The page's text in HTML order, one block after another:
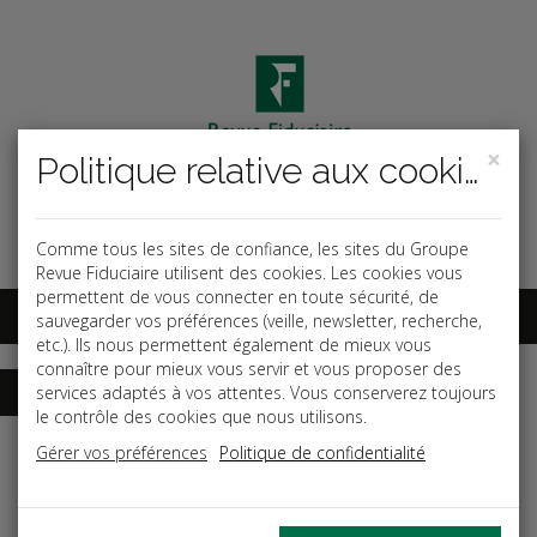
Code ouvrage OK
Espace abonnés
Accueil Guides Groupes de PME
×
Politique relative aux cookies
Comme tous les sites de confiance, les sites du Groupe
Revue Fiduciaire utilisent des cookies. Les cookies vous
permettent de vous connecter en toute sécurité, de
sauvegarder vos préférences (veille, newsletter, recherche,
etc.). Ils nous permettent également de mieux vous
connaître pour mieux vous servir et vous proposer des
services adaptés à vos attentes. Vous conserverez toujours
le contrôle des cookies que nous utilisons.
Gérer vos préférences
Politique de confidentialité